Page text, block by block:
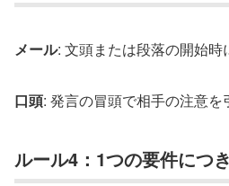
メール: 文頭または段落の開始時
口頭: 発言の冒頭で相手の注意を
ルール4：1つの要件につ